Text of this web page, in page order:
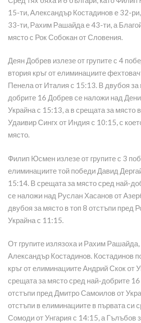
15-ти, Александър Костадинов е 32-
33-ти, Рахим Рашайда е 43-ти, а
място с Рок Собокан от Словения.
Деян Добрев излезе от групите с 4
втория кръг от елиминациите
Пенела от Италия с 15:13. В двубоя за
добрите 16 Добрев се наложи над
Украйна с 15:13, а в срещата за място
Удаивир Сингх от Индия с 10:15, с
място.
Филип Юсмен излезе от групите с 3
елиминациите той победи Давид
15:14. В срещата за място сред най-
се наложи над Руслан Хасанов от
двубоя за място в топ 8 отстъпи пред
Украйна с 11:15.
От групите излязоха и Рахим
Александър Костадинов. Костадинов
кръг от елиминациите Андрий Скок от
срещата за място сред най-добрите
отстъпи пред Дмитро Самоилов от
отстъпи в елиминациите в първата
Сомоди от Унгария с 14:15, а Гълъбов